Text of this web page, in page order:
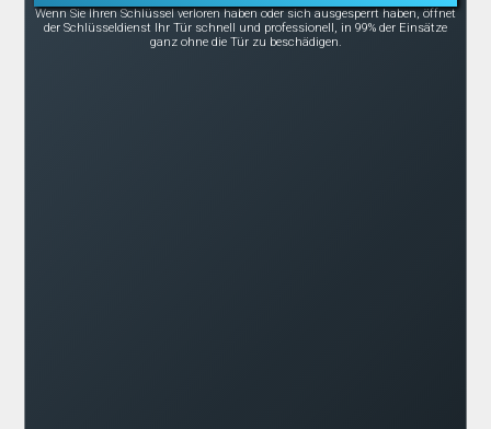
Wenn Sie Ihren Schlüssel verloren haben oder sich ausgesperrt haben, öffnet
der Schlüsseldienst Ihr Tür schnell und professionell, in 99% der Einsätze
ganz ohne die Tür zu beschädigen.